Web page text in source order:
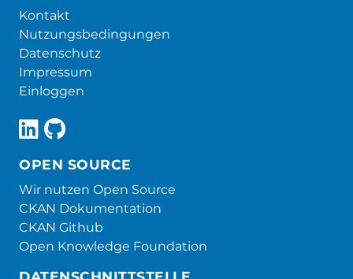
Kontakt
Nutzungsbedingungen
Datenschutz
Impressum
Einloggen
OPEN SOURCE
Wir nutzen Open Source
CKAN Dokumentation
CKAN Github
Open Knowledge Foundation